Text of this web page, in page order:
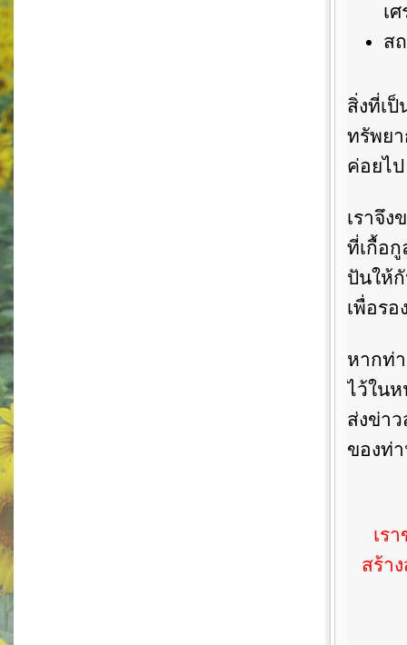
เ
ส
สิ่งที่เ
ทรัพย
ค่อยไ
เราจึ
ที่เกื้อ
ปันให้
เพื่อร
หากท่
ไว้ใน
ส่งข่า
ของท่
เร
สร้า